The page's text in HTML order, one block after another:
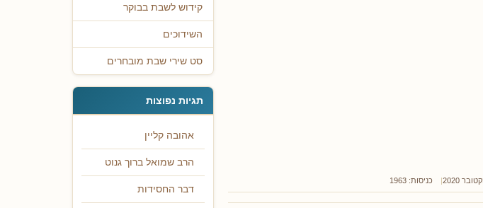
כניסות: 1963
קידוש לשבת בבוקר
השידוכים
סט שירי שבת מובחרים
תגיות נפוצות
אהובה קליין
הרב שמואל ברוך גנוט
דבר החסידות